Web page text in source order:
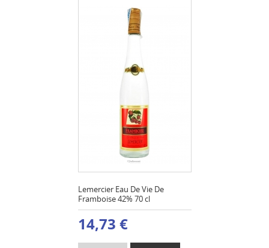
Lemercier Eau De Vie De
Framboise 42% 70 cl
14,73 €